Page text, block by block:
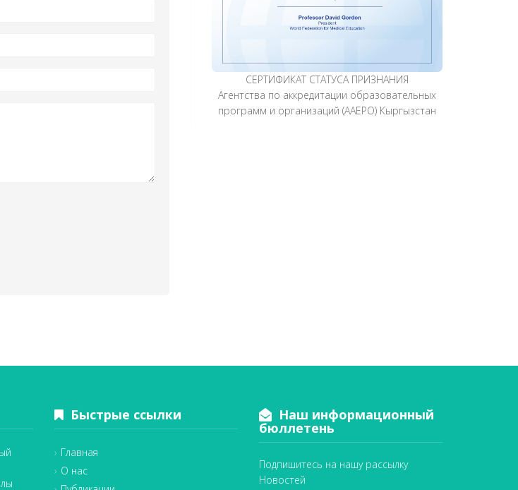
СЕРТИФИКАТ СТАТУСА ПРИЗНАНИЯ
Агентства по аккредитации образовательных
программ и организаций (AАEPO) Кыргызстан
Быстрые ссылки
Главная
О нас
Наш информационный
бюллетень
Подпишитесь на нашу рассылку
Новостей